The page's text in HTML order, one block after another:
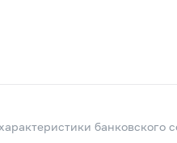
банковского